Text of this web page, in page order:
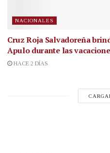
NACIONALES
Cruz Roja Salvadoreña
Apulo durante las
HACE 2 DÍAS